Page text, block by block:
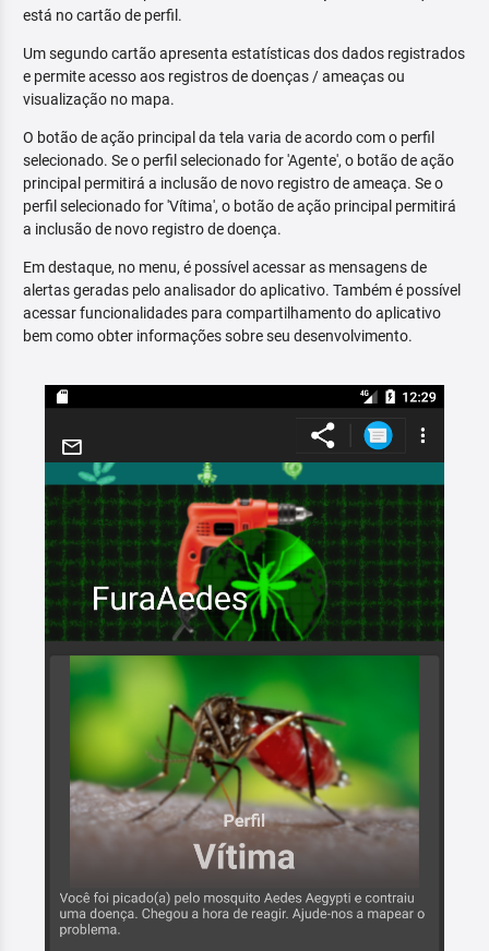
está no cartão de perfil.
Um segundo cartão apresenta estatísticas dos dados registrados
e permite acesso aos registros de doenças / ameaças ou
visualização no mapa.
O botão de ação principal da tela varia de acordo com o perfil
selecionado. Se o perfil selecionado for 'Agente', o botão de ação
principal permitirá a inclusão de novo registro de ameaça. Se o
perfil selecionado for 'Vítima', o botão de ação principal permitirá
a inclusão de novo registro de doença.
Em destaque, no menu, é possível acessar as mensagens de
alertas geradas pelo analisador do aplicativo. Também é possível
acessar funcionalidades para compartilhamento do aplicativo
bem como obter informações sobre seu desenvolvimento.